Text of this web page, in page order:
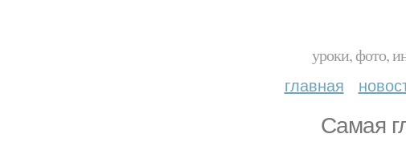
уроки, фото,
главная
Самая